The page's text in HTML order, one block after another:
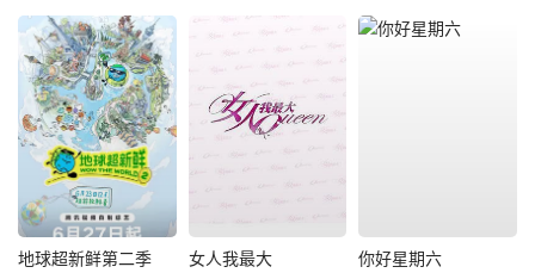
地球超新鲜第二季 女人我最大 你好星期六